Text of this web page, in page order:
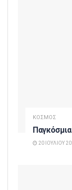
ΚΟΣΜΟΣ
20 ΙΟΥΛΊΟΥ